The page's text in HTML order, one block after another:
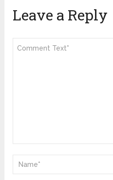
Leave a Reply